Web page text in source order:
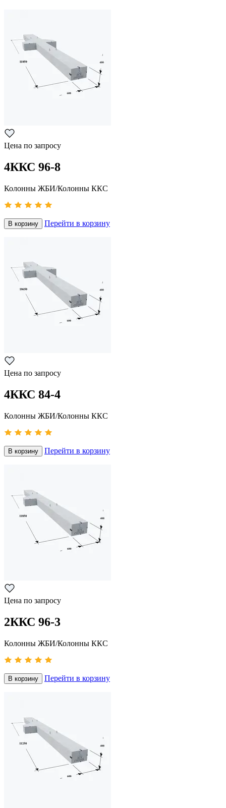
Цена по запросу
4ККС 96-8
Колонны ЖБИ/Колонны ККС
В корзину Перейти в корзину
Цена по запросу
4ККС 84-4
Колонны ЖБИ/Колонны ККС
В корзину Перейти в корзину
Цена по запросу
2ККС 96-3
Колонны ЖБИ/Колонны ККС
В корзину Перейти в корзину